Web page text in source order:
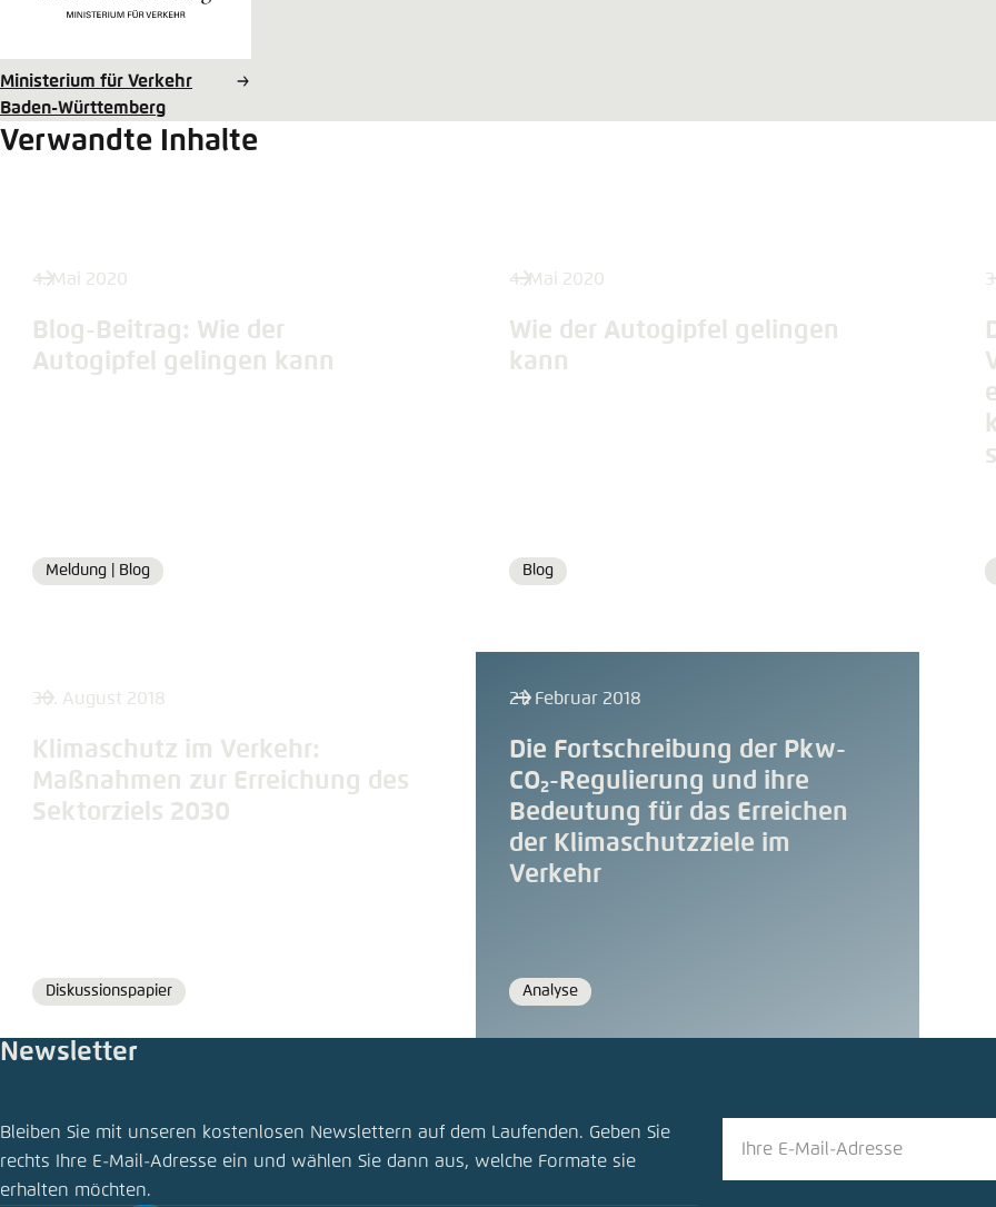
Ministerium für Verkehr
Baden-Württemberg
Verwandte Inhalte
4. Mai 2020
Blog-Beitrag: Wie der
Autogipfel gelingen kann
Format
Meldung | Blog
4. Mai 2020
Wie der Autogipfel gelingen
kann
Format
Blog
30. August 2018
Klimaschutz im Verkehr:
Maßnahmen zur Erreichung des
Sektorziels 2030
Format
Diskussionspapier
21. Februar 2018
Die Fortschreibung der Pkw-
CO₂-Regulierung und ihre
Bedeutung für das Erreichen
der Klimaschutzziele im
Verkehr
Format
Analyse
Verkehrswende 2030 - Wege für Klimaschutz und die Mobilität für
Newsletter
Bleiben Sie mit unseren kostenlosen Newslettern auf dem Laufenden. Geben Sie
rechts Ihre E-Mail-Adresse ein und wählen Sie dann aus, welche Formate sie
erhalten möchten.